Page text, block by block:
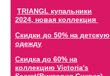
TRIANGL купальники
2024, новая коллекция
Скидки до 50% на детскую
одежду
Скидка до 60% на
коллекцию Victoria's